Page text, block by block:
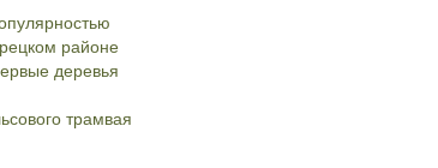
районе
деревья
трамвая